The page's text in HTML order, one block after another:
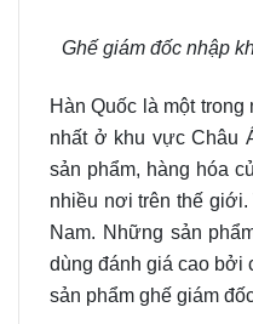
Ghế giám đốc nhập
Hàn Quốc là một
nhất ở khu vực Châu
sản phẩm, hàng hóa
nhiều nơi trên thế
Nam. Những sản
dùng đánh giá cao bởi
sản phẩm ghế giám